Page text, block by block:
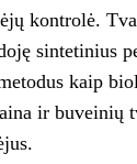
kontrolė.
sintetinius
kaip
ir buveinių